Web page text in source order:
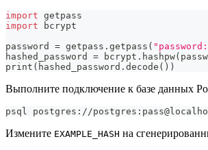
import getpass
import bcrypt
password = getpass.getpass (
hashed_password = bcrypt.hashpw(
print ( hashed_password.decode ( ))
Выполните подключение к базе данных
psql postgres://
Измените EXAMPLE_HASH на